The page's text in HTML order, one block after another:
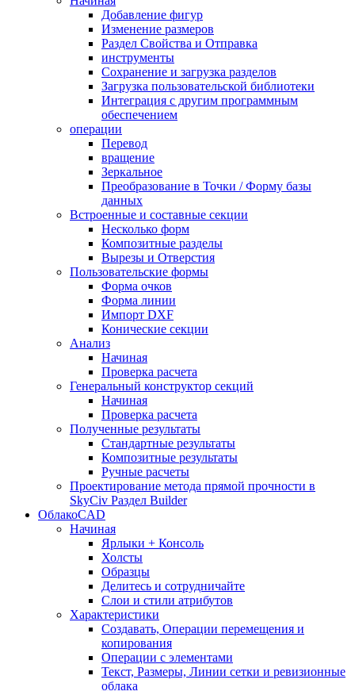
Добавление фигур
Изменение размеров
Раздел Свойства и Отправка
инструменты
Сохранение и загрузка разделов
Загрузка пользовательской библиотеки
Интеграция с другим программным
обеспечением
операции
Перевод
вращение
Зеркальное
Преобразование в Точки / Форму базы
данных
Встроенные и составные секции
Несколько форм
Композитные разделы
Вырезы и Отверстия
Пользовательские формы
Форма очков
Форма линии
Импорт DXF
Конические секции
Анализ
Начиная
Проверка расчета
Генеральный конструктор секций
Начиная
Проверка расчета
Полученные результаты
Стандартные результаты
Композитные результаты
Ручные расчеты
Проектирование метода прямой прочности в
SkyCiv Раздел Builder
ОблакоCAD
Начиная
Ярлыки + Консоль
Холсты
Образцы
Делитесь и сотрудничайте
Слои и стили атрибутов
Характеристики
Создавать, Операции перемещения и
копирования
Операции с элементами
Текст, Размеры, Линии сетки и ревизионные
облака